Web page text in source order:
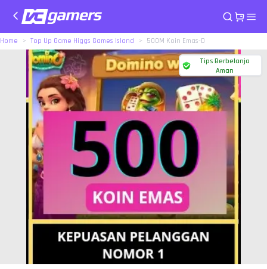
Home Top Up Game Higgs Games Island 500M Koin Emas-D
Tips Berbelanja
Aman